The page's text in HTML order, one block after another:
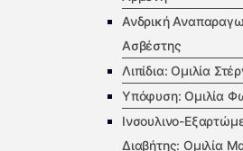
Ανδρική
Ασβέστης
Λιπίδια: Ομιλία
Υπόφυση: Ομιλία
Ινσουλινο-
Διαβήτης: Ομιλία